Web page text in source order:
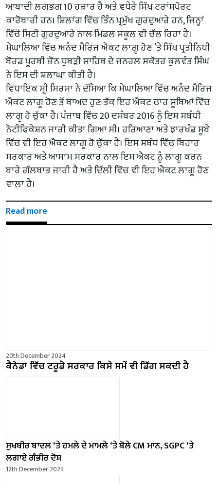
ਆਬਾਦੀ ਲਗਭਗ 10 ਹਜ਼ਾਰ ਹੈ ਅਤੇ ਵਧੇਰੇ ਸਿੱਖ ਟਰਾਂਸਪੋਰਟ
ਕਾਰੋਬਾਰੀ ਹਨ। ਸ਼ਿਲਾਂਗ ਵਿੱਚ ਤਿੰਨ ਪ੍ਰਮੁੱਖ ਗੁਰਦੁਆਰੇ ਹਨ, ਜਿਨ੍ਹਾਂ
ਵਿੱਚੋਂ ਸਿਟੀ ਗੁਰਦੁਆਰੇ ਨਾਲ ਮਿਡਲ ਸਕੂਲ ਵੀ ਚੱਲ ਰਿਹਾ ਹੈ।
ਮੇਘਾਲਿਆ ਵਿੱਚ ਅਨੰਦ ਮੈਰਿਜ ਐਕਟ ਲਾਗੂ ਹੋਣ ’ਤੇ ਸਿੱਖ ਪ੍ਰਤੀਨਿਧੀ
ਬੋਰਡ ਪੂਰਬੀ ਜ਼ੋਨ ਧੁਬੜੀ ਸਾਹਿਬ ਦੇ ਜਨਰਲ ਸਕੱਤਰ ਕੁਲਵੰਤ ਸਿੰਘ
ਨੇ ਇਸ ਦੀ ਸ਼ਲਾਘਾ ਕੀਤੀ ਹੈ।
ਵਿਧਾਇਕ ਸ੍ਰੀ ਸਿਰਸਾ ਨੇ ਦੱਸਿਆ ਕਿ ਮੇਘਾਲਿਆ ਵਿੱਚ ਅਨੰਦ ਮੈਰਿਜ
ਐਕਟ ਲਾਗੂ ਹੋਣ ਤੋਂ ਬਾਅਦ ਹੁਣ ਤੱਕ ਇਹ ਐਕਟ ਚਾਰ ਸੂਬਿਆਂ ਵਿੱਚ
ਲਾਗੂ ਹੋ ਚੁੱਕਾ ਹੈ। ਪੰਜਾਬ ਵਿੱਚ 20 ਦਸੰਬਰ 2016 ਨੂੰ ਇਸ ਸਬੰਧੀ
ਨੋਟੀਫਿਕੇਸ਼ਨ ਜਾਰੀ ਕੀਤਾ ਗਿਆ ਸੀ। ਹਰਿਆਣਾ ਅਤੇ ਝਾਰਖੰਡ ਸੂਬੇ
ਵਿੱਚ ਵੀ ਇਹ ਐਕਟ ਲਾਗੂ ਹੋ ਚੁੱਕਾ ਹੈ। ਇਸ ਸਬੰਧ ਵਿੱਚ ਬਿਹਾਰ
ਸਰਕਾਰ ਅਤੇ ਆਸਾਮ ਸਰਕਾਰ ਨਾਲ ਇਸ ਐਕਟ ਨੂੰ ਲਾਗੂ ਕਰਨ
ਬਾਰੇ ਗੱਲਬਾਤ ਜਾਰੀ ਹੈ ਅਤੇ ਦਿੱਲੀ ਵਿੱਚ ਵੀ ਇਹ ਐਕਟ ਲਾਗੂ ਹੋਣ
ਵਾਲਾ ਹੈ।
Read more
20th December 2024
ਕੈਨੇਡਾ ਵਿੱਚ ਟਰੂਡੋ ਸਰਕਾਰ ਕਿਸੇ ਸਮੇਂ ਵੀ ਡਿੱਗ ਸਕਦੀ ਹੈ
ਸੁਖਬੀਰ ਬਾਦਲ ‘ਤੇ ਹਮਲੇ ਦੇ ਮਾਮਲੇ ‘ਤੇ ਬੋਲੇ ​​CM ਮਾਨ, SGPC ‘ਤੇ
ਲਗਾਏ ਗੰਭੀਰ ਦੋਸ਼
12th December 2024